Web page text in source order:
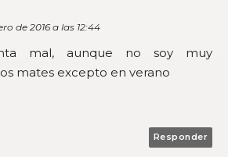
de 2016 a las 12:44
mal, aunque no soy muy
mates excepto en verano
Responder